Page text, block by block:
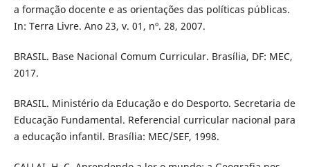
a formação docente e as orientações das políticas públicas.
In: Terra Livre. Ano 23, v. 01, nº. 28, 2007.
BRASIL. Base Nacional Comum Curricular. Brasília, DF: MEC,
2017.
BRASIL. Ministério da Educação e do Desporto. Secretaria de
Educação Fundamental. Referencial curricular nacional para
a educação infantil. Brasília: MEC/SEF, 1998.